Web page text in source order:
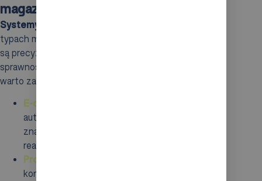
magazynach?
Systemy AS/RS
typach magazynów, zwłaszcza tam, gdzie wymagane
są precyzyjne warunki przechowywania oraz wysoka
sprawność operacyjna. Oto kilka sektorów, w których
warto zainwestować w te nowoczesne rozwiązania:
E-commerce
automatyzacja procesów ma ogromne
znaczenie, gdyż szybkość oraz dokładność
realizacji zamówień są podstawą sukcesu,
Produkcja
kontrolowanie surowców, półproduktów i